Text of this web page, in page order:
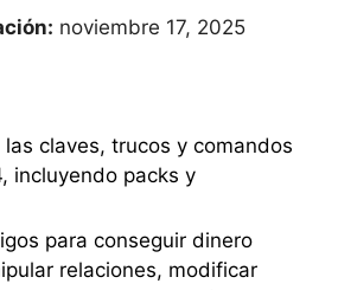
noviembre 17, 2025
claves, trucos y comandos
incluyendo packs y
para conseguir dinero
relaciones, modificar